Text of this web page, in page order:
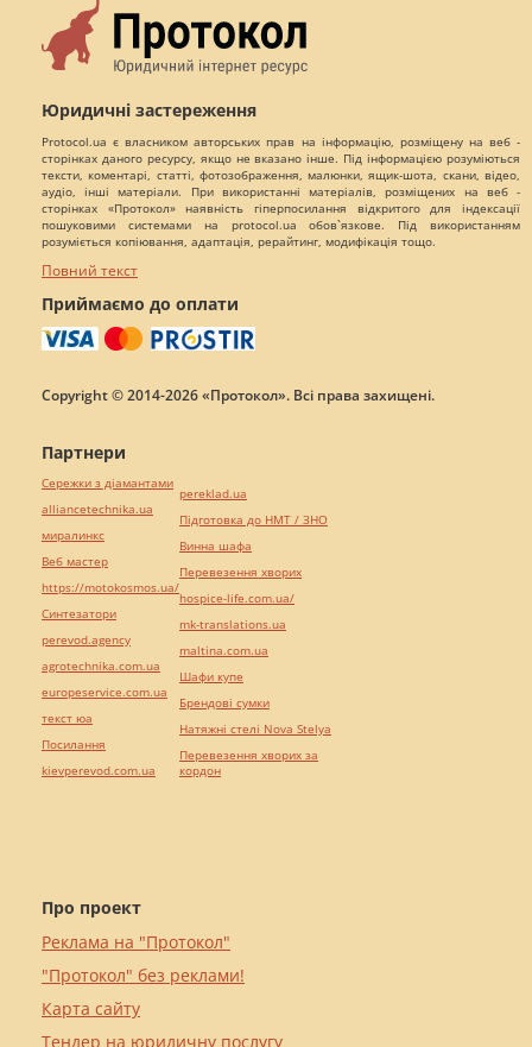
Юридичні застереження
Protocol.ua є власником авторських прав на інформацію, розміщену на веб -
сторінках даного ресурсу, якщо не вказано інше. Під інформацією розуміються
тексти, коментарі, статті, фотозображення, малюнки, ящик-шота, скани, відео,
аудіо, інші матеріали. При використанні матеріалів, розміщених на веб -
сторінках «Протокол» наявність гіперпосилання відкритого для індексації
пошуковими системами на protocol.ua обов`язкове. Під використанням
розуміється копіювання, адаптація, рерайтинг, модифікація тощо.
Повний текст
Приймаємо до оплати
Copyright © 2014-2026 «Протокол». Всі права захищені.
Про проект
Реклама на "Протокол"
"Протокол" без реклами!
Карта сайту
Тендер на юридичну послугу
Партнери
Сережки з діамантами
alliancetechnika.ua
миралинкс
Веб мастер
https://motokosmos.ua/
Синтезатори
perevod.agency
agrotechnika.com.ua
europeservice.com.ua
текст юа
Посилання
kievperevod.com.ua
pereklad.ua
Підготовка до НМТ / ЗНО
Винна шафа
Перевезення хворих
hospice-life.com.ua/
mk-translations.ua
maltina.com.ua
Шафи купе
Брендові сумки
Натяжні стелі Nova Stelya
Перевезення хворих за
кордон